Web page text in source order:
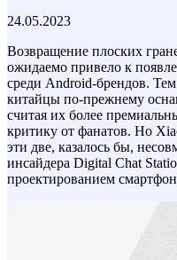
24.05.2023
Возвращение плоских
ожидаемо привело к
среди Android-брендов.
китайцы по-прежнему
считая их более
критику от фанатов. Но
эти две, казалось бы,
инсайдера Digital Chat
проектированием